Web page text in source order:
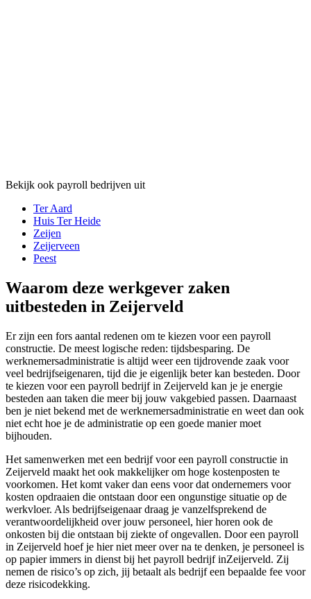
Bekijk ook payroll bedrijven uit
Ter Aard
Huis Ter Heide
Zeijen
Zeijerveen
Peest
Waarom deze werkgever zaken
uitbesteden in Zeijerveld
Er zijn een fors aantal redenen om te kiezen voor een payroll
constructie. De meest logische reden: tijdsbesparing. De
werknemersadministratie is altijd weer een tijdrovende zaak voor
veel bedrijfseigenaren, tijd die je eigenlijk beter kan besteden. Door
te kiezen voor een payroll bedrijf in Zeijerveld kan je je energie
besteden aan taken die meer bij jouw vakgebied passen. Daarnaast
ben je niet bekend met de werknemersadministratie en weet dan ook
niet echt hoe je de administratie op een goede manier moet
bijhouden.
Het samenwerken met een bedrijf voor een payroll constructie in
Zeijerveld maakt het ook makkelijker om hoge kostenposten te
voorkomen. Het komt vaker dan eens voor dat ondernemers voor
kosten opdraaien die ontstaan door een ongunstige situatie op de
werkvloer. Als bedrijfseigenaar draag je vanzelfsprekend de
verantwoordelijkheid over jouw personeel, hier horen ook de
onkosten bij die ontstaan bij ziekte of ongevallen. Door een payroll
in Zeijerveld hoef je hier niet meer over na te denken, je personeel is
op papier immers in dienst bij het payroll bedrijf inZeijerveld. Zij
nemen de risico’s op zich, jij betaalt als bedrijf een bepaalde fee voor
deze risicodekking.